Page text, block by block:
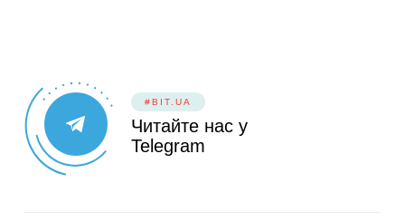
#BIT.UA
Читайте нас у
Telegram